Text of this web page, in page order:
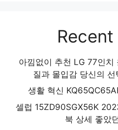
아낌없이 추천 LG 77인치
질과 몰입감 당신의
생활 혁신
셀럽 15ZD90SGX56K
북 상세 좋았